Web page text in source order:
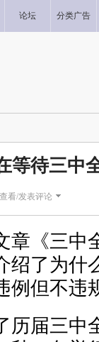
论坛 分类广告
等待三中
查看/发表评论
章《三中
绍了为什
例但不违
届三中